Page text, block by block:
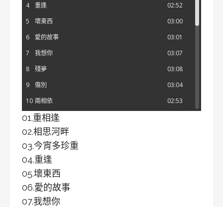
4
02:52
重逢
5
03:00
壞東西
6
03:01
愛的故事
7
03:07
我想你
8
03:08
殘夢
9
03:04
傷別
10
02:53
兩相依
11 戀痕
12 深閨夢裡人
13 回想曲
14 我的一顆心
15
藍色的月光
夜茫茫
01.重相逢
02.相思河畔
03.今宵多珍重
04.重逢
05.壞東西
06.愛的故事
07.我想你